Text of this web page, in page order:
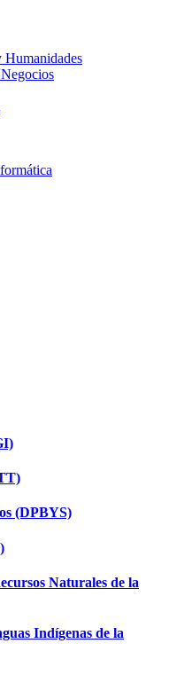
Humanidades
(DPBYS)
Naturales de la
Indígenas de la